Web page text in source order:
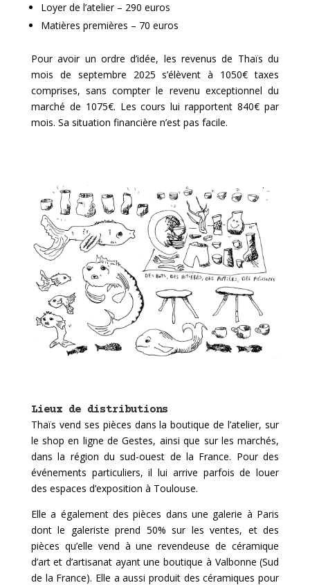
Loyer de l’atelier – 290 euros
Matières premières – 70 euros
Pour avoir un ordre d’idée, les revenus de Thaïs du
mois de septembre 2025 s’élèvent à 1050€ taxes
comprises, sans compter le revenu exceptionnel du
marché de 1075€. Les cours lui rapportent 840€ par
mois. Sa situation financière n’est pas facile.
Lieux de distributions
Thaïs vend ses pièces dans la boutique de l’atelier, sur
le shop en ligne de Gestes, ainsi que sur les marchés,
dans la région du sud-ouest de la France. Pour des
événements particuliers, il lui arrive parfois de louer
des espaces d’exposition à Toulouse.
Elle a également des pièces dans une galerie à Paris
dont le galeriste prend 50% sur les ventes, et des
pièces qu’elle vend à une revendeuse de céramique
d’art et d’artisanat ayant une boutique à Valbonne (Sud
de la France). Elle a aussi produit des céramiques pour